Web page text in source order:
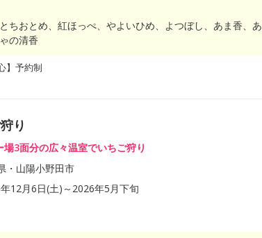
ちおとめ、紅ほっぺ、やよいひめ、よつぼし、あま香、あ
の清香
】予約制
り
場3面分の広々温室でいちご狩り
・山陽小野田市
12月6日(土)～2026年5月下旬